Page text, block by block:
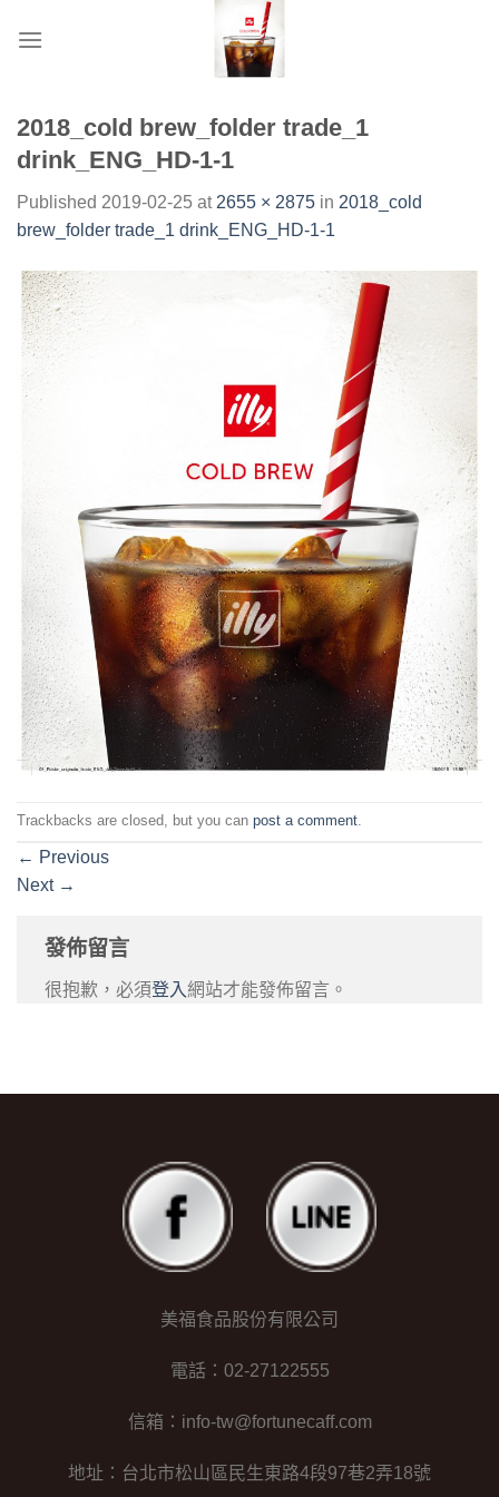
2018_cold brew_folder trade_1
drink_ENG_HD-1-1
Published 2019-02-25 at 2655 × 2875 in 2018_cold
brew_folder trade_1 drink_ENG_HD-1-1
Trackbacks are closed, but you can post a comment.
← Previous
Next →
發佈留言
很抱歉，必須登入網站才能發佈留言。
美福食品股份有限公司
電話：02-27122555
信箱：info-tw@fortunecaff.com
地址：台北市松山區民生東路4段97巷2弄18號